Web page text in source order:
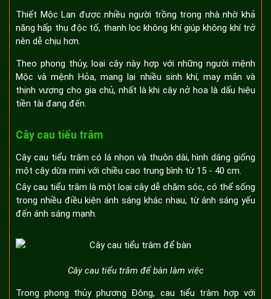
Thiết Mộc Lan được nhiều người trồng trong nhà nhờ khả
năng hấp thụ độc tố, thanh lọc không khí giúp không khí trở
nên dễ chịu hơn.
Theo phong thủy, loại cây này hợp với những người mệnh
Mộc và mệnh Hỏa, mang lại nhiều sinh khí, may mắn và
thịnh vượng cho gia chủ, nhất là khi cây nở hoa là dấu hiệu
tiền tài đang đến.
Cây cau tiểu trâm
Cây cau tiểu trâm có lá nhọn và thuôn dài, hình dáng giống
một cây dừa mini với chiều cao trung bình từ 15 - 40 cm.
Cây cau tiểu trâm là một loại cây dễ chăm sóc, có thể sống
trong nhiều điều kiện ánh sáng khác nhau, từ ánh sáng yếu
đến ánh sáng mạnh.
Cây cau tiểu trâm để bàn làm việc
Trong phong thủy phương Đông, cau tiểu trâm hợp với